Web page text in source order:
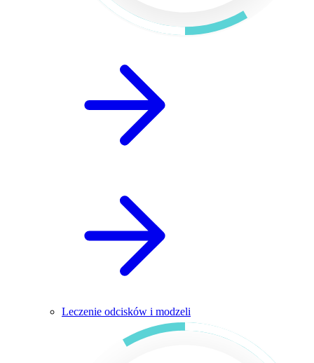
Leczenie odcisków i modzeli